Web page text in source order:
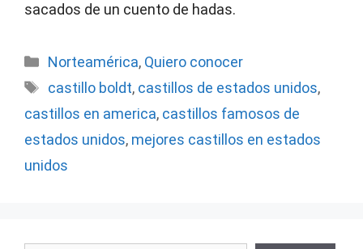
sacados de un cuento de hadas.
Categorías
Norteamérica, Quiero conocer
Etiquetas
castillo boldt, castillos de estados unidos,
castillos en america, castillos famosos de
estados unidos, mejores castillos en estados
unidos